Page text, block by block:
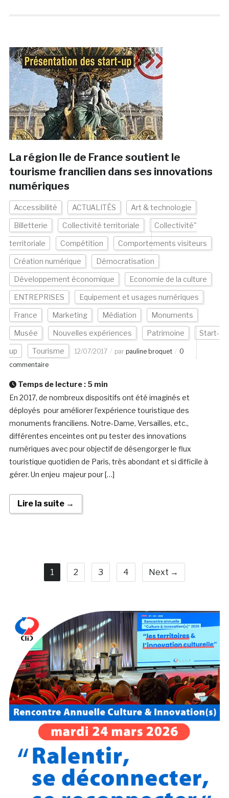
La région Ile de France soutient le
tourisme francilien dans ses innovations
numériques
Accessibilité ACTUALITÉS Art & technologie
Billetterie Collectivité territoriale Collectivité"
territoriale Compétition Comportements visiteurs
Création numérique Démocratisation
Développement économique Economie de la culture
ENTREPRISES Equipement et usages numériques
France Marketing Médiation Monuments
Musée Nouvelles expériences Patrimoine Start-
up Tourisme 12/07/2017 par pauline broquet
0
commentaire
Temps de lecture : 5 min
En 2017, de nombreux dispositifs ont été imaginés et
déployés pour améliorer l’expérience touristique des
monuments franciliens. Notre-Dame, Versailles, etc.,
différentes enceintes ont pu tester des innovations
numériques avec pour objectif de désengorger le flux
touristique quotidien de Paris, très abondant et si difficile à
gérer. Un enjeu majeur pour […]
Lire la suite →
1 2 3 4 Next →